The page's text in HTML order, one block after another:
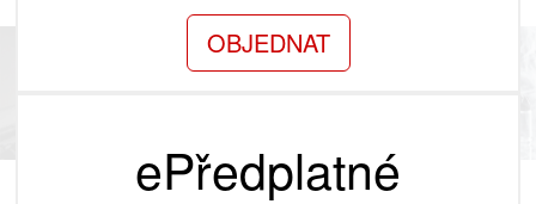
OBJEDNAT
ePředplatné